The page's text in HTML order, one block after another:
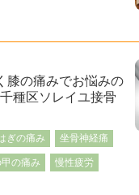
膝の痛みでお悩みの
種区ソレイユ接骨
ぎの痛み 坐骨神経痛
甲の痛み 慢性疲労